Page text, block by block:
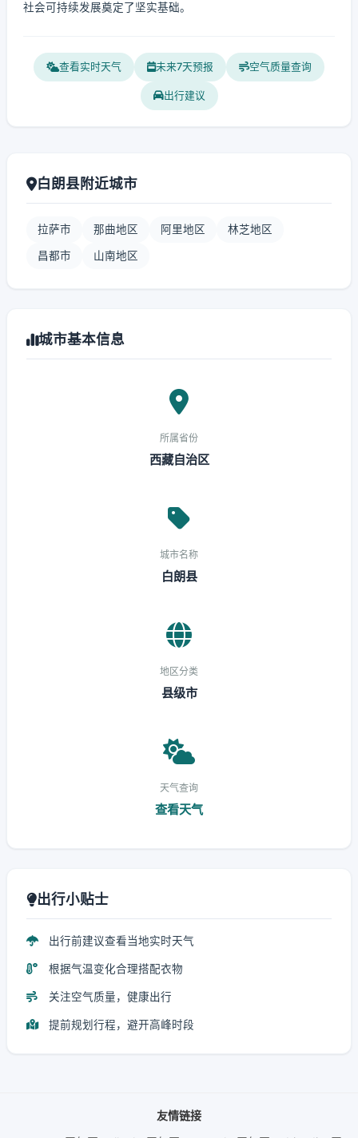
社会可持续发展奠定了坚实基础。
查看实时天气 未来7天预报 空气质量查询
出行建议
白朗县附近城市
拉萨市 那曲地区 阿里地区 林芝地区
昌都市 山南地区
城市基本信息
所属省份
西藏自治区
城市名称
白朗县
地区分类
县级市
天气查询
查看天气
出行小贴士
出行前建议查看当地实时天气
根据气温变化合理搭配衣物
关注空气质量，健康出行
提前规划行程，避开高峰时段
友情链接